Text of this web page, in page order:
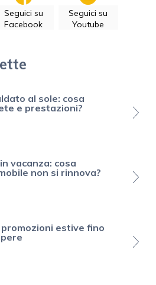
Seguici su
Facebook
Seguici su
Youtube
al sole: cosa
e prestazioni?
vacanza: cosa
non si rinnova?
estive fino